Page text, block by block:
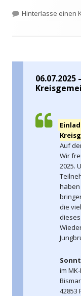
Hinterlasse einen
Auf
Wir
2025.
haben
die
im
42853